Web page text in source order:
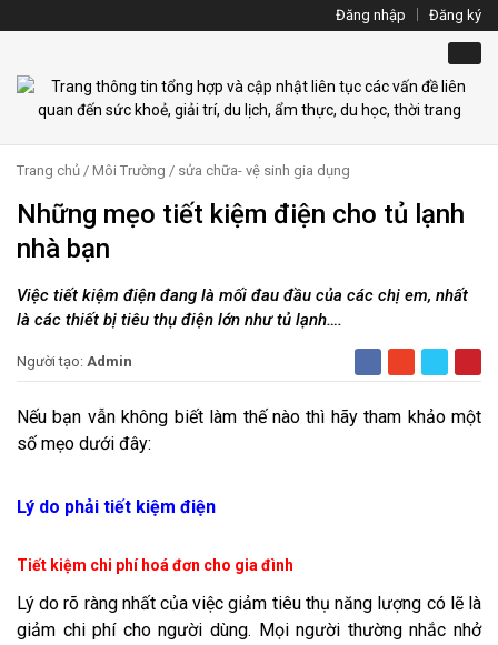
Đăng nhập Đăng ký
Trang chủ / Môi Trường / sửa chữa- vệ sinh gia dụng
Những mẹo tiết kiệm điện cho tủ lạnh
nhà bạn
Việc tiết kiệm điện đang là mối đau đầu của các chị em, nhất
là các thiết bị tiêu thụ điện lớn như tủ lạnh….
Người tạo: Admin
Nếu bạn vẫn không biết làm thế nào thì hãy tham khảo một
số mẹo dưới đây:
Lý do phải tiết kiệm điện
Tiết kiệm chi phí hoá đơn cho gia đình
Lý do rõ ràng nhất của việc giảm tiêu thụ năng lượng có lẽ là
giảm chi phí cho người dùng. Mọi người thường nhắc nhở